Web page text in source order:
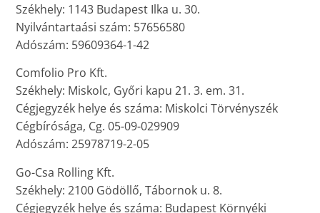
Székhely: 1143 Budapest Ilka u. 30.
Nyilvántartaási szám: 57656580
Adószám: 59609364-1-42
Comfolio Pro Kft.
Székhely: Miskolc, Győri kapu 21. 3. em. 31.
Cégjegyzék helye és száma: Miskolci Törvényszék
Cégbírósága, Cg. 05-09-029909
Adószám: 25978719-2-05
Go-Csa Rolling Kft.
Székhely: 2100 Gödöllő, Tábornok u. 8.
Cégjegyzék helye és száma: Budapest Környéki